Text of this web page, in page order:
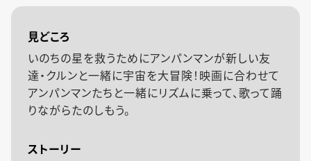
見どころ
いのちの星を救うためにアンパンマンが新しい友
達・クルンと一緒に宇宙を大冒険！映画に合わせて
アンパンマンたちと一緒にリズムに乗って、歌って踊
りながらたのしもう。
ストーリー